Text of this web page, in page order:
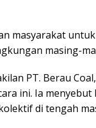
masyarakat
masing-
PT. Berau
ini. Ia
di tengah